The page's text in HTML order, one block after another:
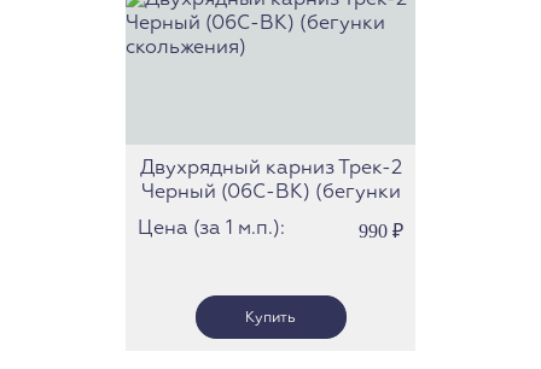
Двухрядный карниз Трек-2
Черный (06С-BK) (бегунки
скольжения)
Цена (за 1 м.п.): 990 ₽